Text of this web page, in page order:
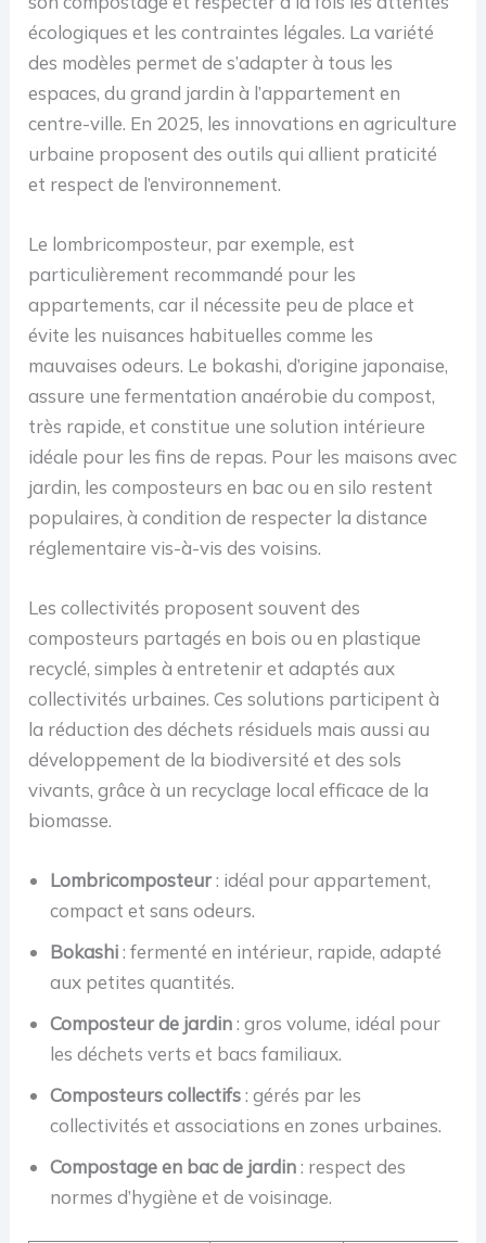
écologiques et les contraintes légales. La variété
des modèles permet de s’adapter à tous les
espaces, du grand jardin à l’appartement en
centre-ville. En 2025, les innovations en agriculture
urbaine proposent des outils qui allient praticité
et respect de l’environnement.
Le lombricomposteur, par exemple, est
particulièrement recommandé pour les
appartements, car il nécessite peu de place et
évite les nuisances habituelles comme les
mauvaises odeurs. Le bokashi, d’origine japonaise,
assure une fermentation anaérobie du compost,
très rapide, et constitue une solution intérieure
idéale pour les fins de repas. Pour les maisons avec
jardin, les composteurs en bac ou en silo restent
populaires, à condition de respecter la distance
réglementaire vis-à-vis des voisins.
Les collectivités proposent souvent des
composteurs partagés en bois ou en plastique
recyclé, simples à entretenir et adaptés aux
collectivités urbaines. Ces solutions participent à
la réduction des déchets résiduels mais aussi au
développement de la biodiversité et des sols
vivants, grâce à un recyclage local efficace de la
biomasse.
Lombricomposteur: idéal pour appartement,
compact et sans odeurs.
Bokashi: fermenté en intérieur, rapide, adapté
aux petites quantités.
Composteur de jardin: gros volume, idéal pour
les déchets verts et bacs familiaux.
Composteurs collectifs: gérés par les
collectivités et associations en zones urbaines.
Compostage en bac de jardin: respect des
normes d’hygiène et de voisinage.